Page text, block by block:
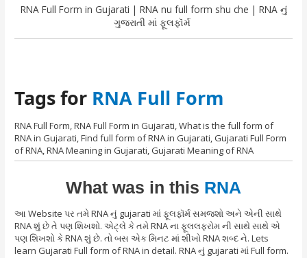
RNA Full Form in Gujarati | RNA nu full form shu che | RNA નું
ગુજરાતી માં ફૂલફૉર્મ
Tags for RNA Full Form
RNA Full Form, RNA Full Form in Gujarati, What is the full form of
RNA in Gujarati, Find full form of RNA in Gujarati, Gujarati Full Form
of RNA, RNA Meaning in Gujarati, Gujarati Meaning of RNA
What was in this RNA
આ Website પર તમે RNA નું gujarati માં ફૂલફૉર્મ સમજશો અને એની સાથે
RNA શું છે તે પણ શિખશો. એટ્લે કે તમે RNA ના ફૂલલફરોમ ની સાથે સાથે એ
પણ શિખશો કે RNA શું છે. તો બસ એક મિનટ માં શીખો RNA શબ્દ ને. Lets
learn Gujarati Full form of RNA in detail. RNA નું gujarati માં Full form.